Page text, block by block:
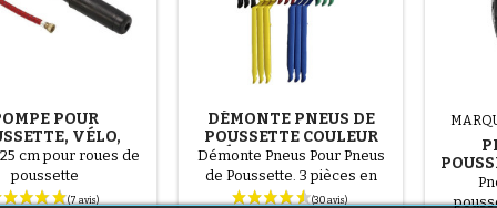
POUR
VÉLO,
cm pour roues de
poussette
DÉMONTE PNEUS DE
POUSSETTE COULEUR
ALÉATOIRE 1 LOT DE 3
PIÈCES
Démonte Pneus Pour Pneus
de Poussette. 3 pièces en
plastique de haute qualité,